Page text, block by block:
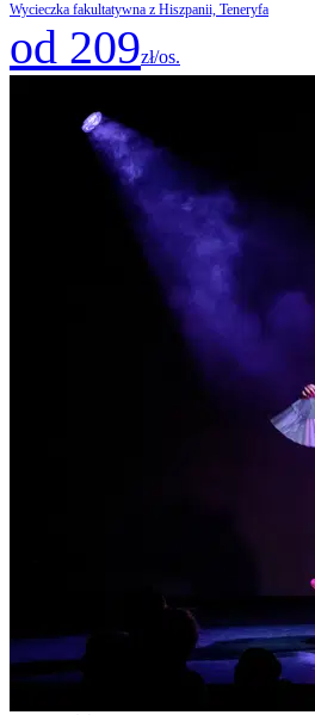
Wycieczka fakultatywna z Hiszpanii, Teneryfa
od 209zł/os.